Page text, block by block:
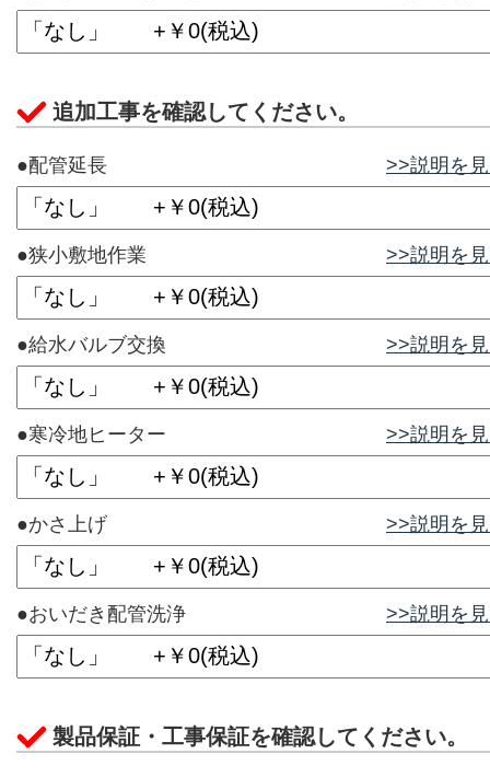
追加工事を確認してください。
●配管延長 >>説明を
●狭小敷地作業 >>説明を
●給水バルブ交換 >>説明を
●寒冷地ヒーター >>説明を
●かさ上げ >>説明を
●おいだき配管洗浄 >>説明を
製品保証・工事保証を確認してください。